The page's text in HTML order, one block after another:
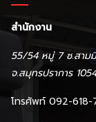
สำนักงาน
55/54 หมู่ 7 ซ.สาม
จ.สมุทรปราการ
โทรศัพท์ 092-